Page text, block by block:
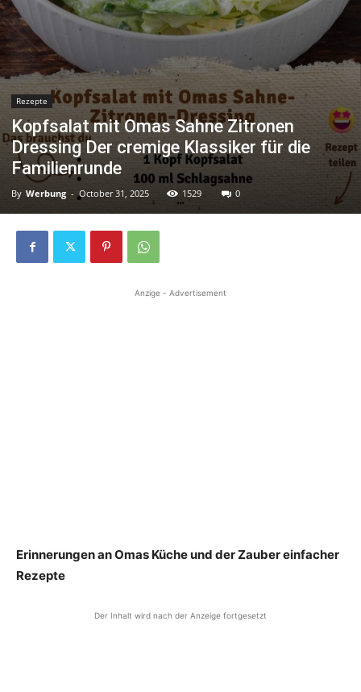
Rezepte
Kopfsalat mit Omas Sahne Zitronen
Dressing Der cremige Klassiker für die
Familienrunde
By Werbung - October 31, 2025 1529 0
Anzige - Advertisement
Erinnerungen an Omas Küche und der Zauber einfacher
Rezepte
Der Inhalt wird nach der Anzeige fortgesetzt